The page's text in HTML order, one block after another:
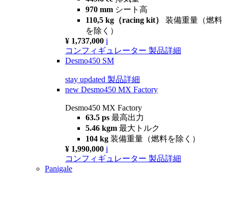
970 mm シート高
110,5 kg（racing kit） 装備重量（燃料
を除く）
¥ 1,737,000 i
コンフィギュレーター 製品詳細
Desmo450 SM
stay updated 製品詳細
new Desmo450 MX Factory
Desmo450 MX Factory
63.5 ps 最高出力
5.46 kgm 最大トルク
104 kg 装備重量（燃料を除く）
¥ 1,990,000 i
コンフィギュレーター 製品詳細
Panigale